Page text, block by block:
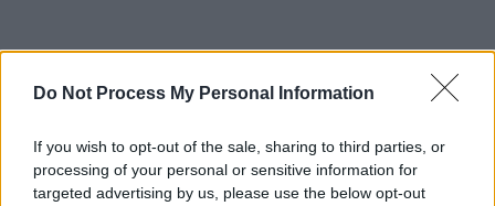
Do Not Process My Personal Information
If you wish to opt-out of the sale, sharing to third parties, or
processing of your personal or sensitive information for
targeted advertising by us, please use the below opt-out